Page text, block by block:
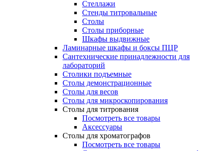
Стеллажи
Стенды титровальные
Столы
Столы приборные
Шкафы выдвижные
Ламинарные шкафы и боксы ПЦР
Сантехнические принадлежности для
лабораторий
Столики подъемные
Столы демонстрационные
Столы для весов
Столы для микроскопирования
Столы для титрования
Посмотреть все товары
Аксессуары
Столы для хроматографов
Посмотреть все товары